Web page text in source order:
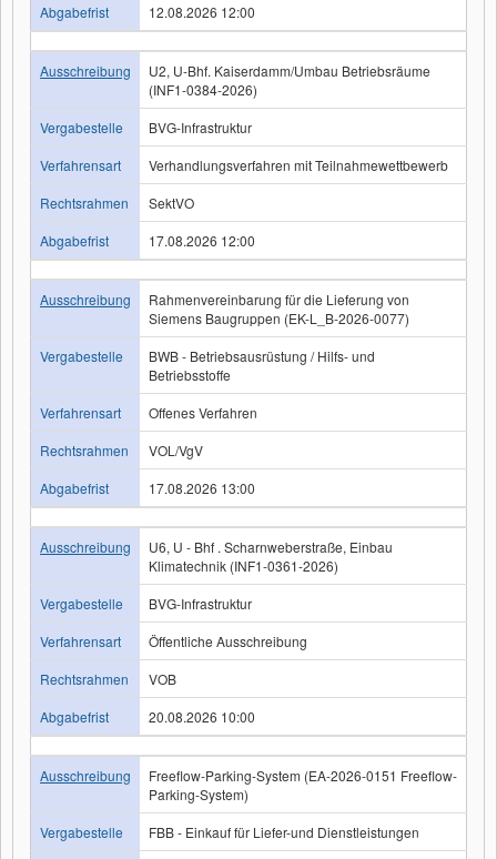
Abgabefrist 12.08.2026 12:00
Ausschreibung
U2, U-Bhf. Kaiserdamm/Umbau Betriebsräume
(INF1-0384-2026)
Vergabestelle
BVG-Infrastruktur
Verfahrensart
Verhandlungsverfahren mit Teilnahmewettbewerb
Rechtsrahmen
SektVO
Abgabefrist
17.08.2026 12:00
Ausschreibung
Rahmenvereinbarung für die Lieferung von
Siemens Baugruppen (EK-L_B-2026-0077)
Vergabestelle
BWB - Betriebsausrüstung / Hilfs- und
Betriebsstoffe
Verfahrensart
Offenes Verfahren
Rechtsrahmen
VOL/VgV
Abgabefrist
17.08.2026 13:00
Ausschreibung
U6, U - Bhf . Scharnweberstraße, Einbau
Klimatechnik (INF1-0361-2026)
Vergabestelle
BVG-Infrastruktur
Verfahrensart
Öffentliche Ausschreibung
Rechtsrahmen
VOB
Abgabefrist
20.08.2026 10:00
Ausschreibung
Freeflow-Parking-System (EA-2026-0151 Freeflow-
Parking-System)
Vergabestelle
FBB - Einkauf für Liefer-und Dienstleistungen